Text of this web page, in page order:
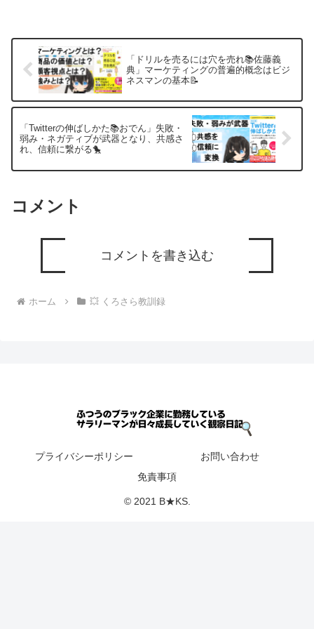
「ドリルを売るには穴を売れ📚佐藤義
典」マーケティングの普遍的概念はビジ
ネスマンの基本📝
「Twitterの伸ばしかた📚おでん」失敗・
弱み・ネガティブが武器となり、共感さ
れ、信頼に繋がる🐤
コメント
コメントを書き込む
ホーム 💥 くろさら教訓録
プライバシーポリシー
お問い合わせ
免責事項
© 2021 B★KS.